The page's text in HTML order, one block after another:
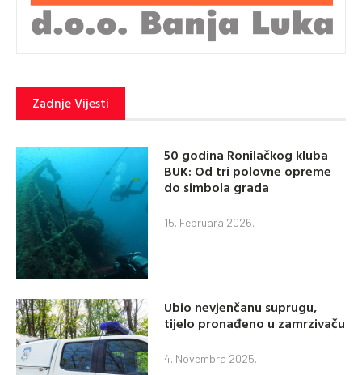
Zadnje Vijesti
50 godina Ronilačkog kluba
BUK: Od tri polovne opreme
do simbola grada
15. Februara 2026.
Ubio nevjenčanu suprugu,
tijelo pronađeno u zamrzivaču
4. Novembra 2025.